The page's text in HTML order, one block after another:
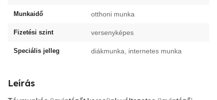
Munkaidő otthoni munka
Fizetési szint versenyképes
Speciális jelleg diákmunka, internetes munka
Leírás